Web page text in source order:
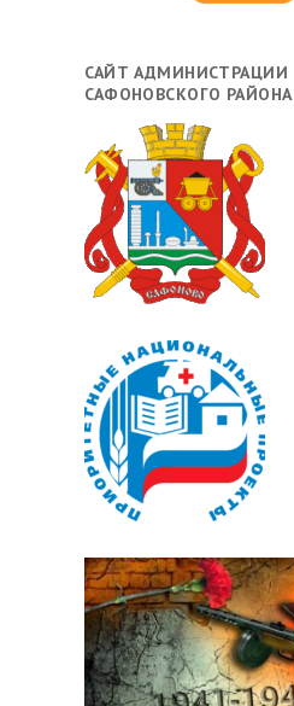
САЙТ АДМИНИСТРАЦИИ
САФОНОВСКОГО РАЙОНА